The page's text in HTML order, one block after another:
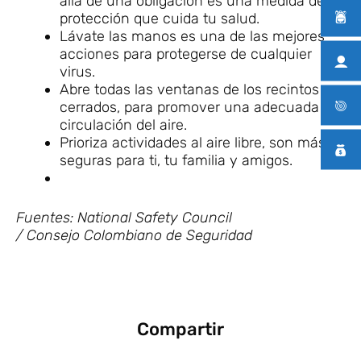
protección que cuida tu salud.
Lávate las manos es una de las mejores
acciones para protegerse de cualquier
virus.
Abre todas las ventanas de los recintos
cerrados, para promover una adecuada
circulación del aire.
Prioriza actividades al aire libre, son más
seguras para ti, tu familia y amigos.
Fuentes: National Safety Council
/ Consejo Colombiano de Seguridad
Compartir